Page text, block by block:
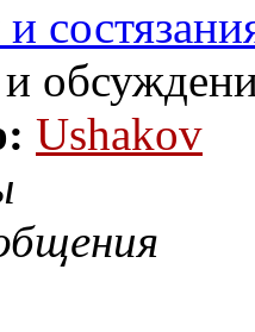
и
Ushakov